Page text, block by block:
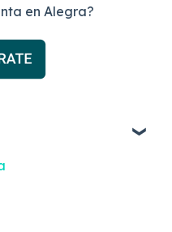
en Alegra?